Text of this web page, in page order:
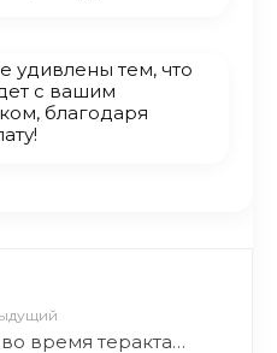
удивлены тем, что
с вашим
благодаря
время теракта…